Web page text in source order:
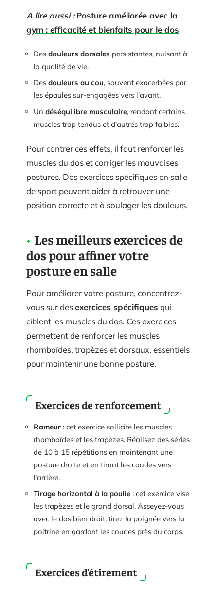
A lire aussi : Posture améliorée avec la
gym : efficacité et bienfaits pour le dos
Des douleurs dorsales persistantes, nuisant à
la qualité de vie.
Des douleurs au cou, souvent exacerbées par
les épaules sur-engagées vers l’avant.
Un déséquilibre musculaire, rendant certains
muscles trop tendus et d’autres trop faibles.
Pour contrer ces effets, il faut renforcer les
muscles du dos et corriger les mauvaises
postures. Des exercices spécifiques en salle
de sport peuvent aider à retrouver une
position correcte et à soulager les douleurs.
Les meilleurs exercices de
dos pour affiner votre
posture en salle
Pour améliorer votre posture, concentrez-
vous sur desexercices spécifiques qui
ciblent les muscles du dos. Ces exercices
permettent de renforcer les muscles
rhomboïdes, trapèzes et dorsaux, essentiels
pour maintenir une bonne posture.
Exercices de renforcement
Rameur : cet exercice sollicite les muscles
rhomboïdes et les trapèzes. Réalisez des séries
de 10 à 15 répétitions en maintenant une
posture droite et en tirant les coudes vers
l’arrière.
Tirage horizontal à la poulie : cet exercice vise
les trapèzes et le grand dorsal. Asseyez-vous
avec le dos bien droit, tirez la poignée vers la
poitrine en gardant les coudes près du corps.
Exercices d’étirement